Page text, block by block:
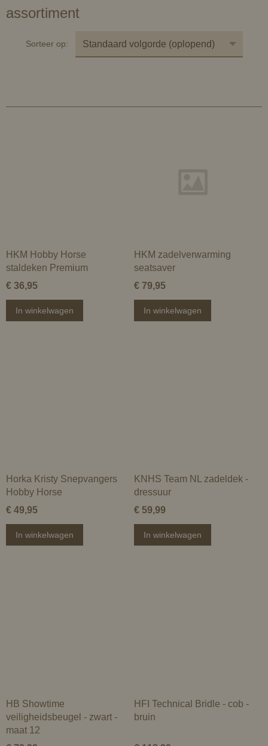
assortiment
Sorteer op:
HKM Hobby Horse
staldeken Premium
€ 36,95
In winkelwagen
HKM zadelverwarming
seatsaver
€ 79,95
In winkelwagen
Horka Kristy Snepvangers
Hobby Horse
€ 49,95
In winkelwagen
KNHS Team NL zadeldek -
dressuur
€ 59,99
In winkelwagen
HB Showtime
veiligheidsbeugel - zwart -
maat 12
HFI Technical Bridle - cob -
bruin